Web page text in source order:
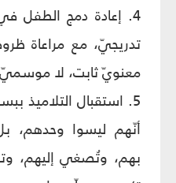
4. إعادة دمج الطفل
تدريجيّ، مع مراعاة
معنويّ ثابت، لا
5. استقبال التلاميذ
أنّهم ليسوا وحدهم،
بهم، وتُصغي إليهم،